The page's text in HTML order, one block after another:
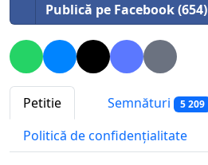
Publică pe Facebook (654)
Petitie Semnături 5 209
Politică de confidențialitate